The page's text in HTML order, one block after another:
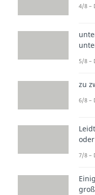
4/8 –
5/8 –
zu
6/8 –
7/8 –